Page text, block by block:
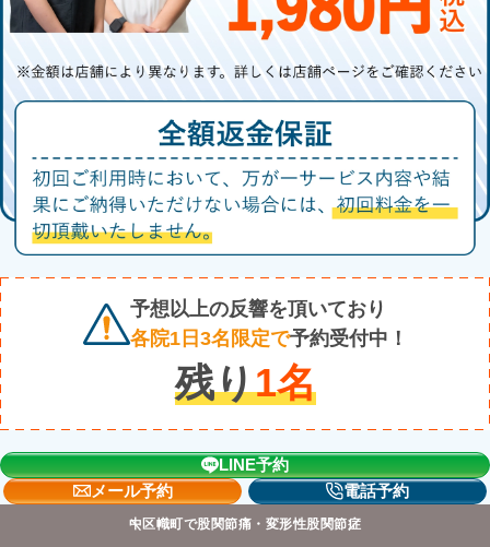
予想以上の反響を頂いており
各院1日3名限定で予約受付中！
残り1名
LINE予約
メール予約
電話予約
中区幟町で股関節痛・変形性股関節症